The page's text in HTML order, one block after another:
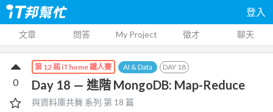
登入
文章 問答 My Project 徵才 聊天
第 12 屆 iThome 鐵人賽 AI & Data DAY 18
Day 18 — 進階 MongoDB: Map-Reduce
與資料庫共舞 系列 第 18 篇
0